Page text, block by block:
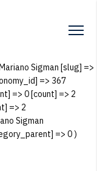
Sigman [slug] =>
=> 367
=> 0 [count] => 2
=> 2
Sigman
=> 0 )